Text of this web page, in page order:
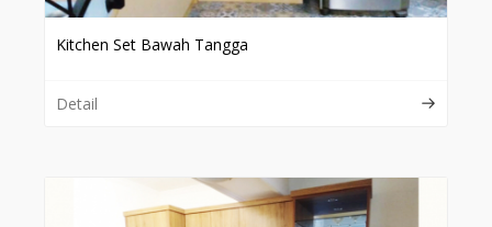
Kitchen Set Bawah Tangga
Detail